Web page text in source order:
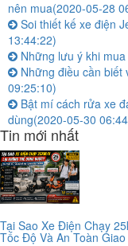
nên mua(2020-05-28
Soi thiết kế xe điện
13:44:22)
Những lưu ý khi
Những điều cần biết
09:25:10)
Bật mí cách rửa xe
dùng(2020-05-30
Tin mới nhất
Tại Sao Xe Điện Chạy
Tốc Độ Và An Toàn